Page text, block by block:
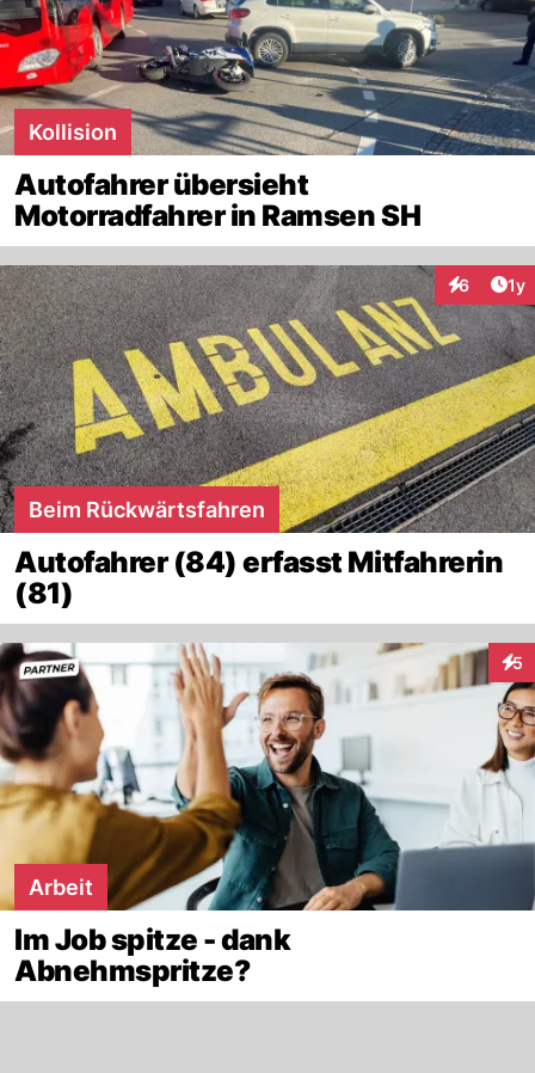
Kollision
Autofahrer übersieht
Motorradfahrer in Ramsen SH
6 1y
Beim Rückwärtsfahren
Autofahrer (84) erfasst Mitfahrerin
(81)
5
Arbeit
Im Job spitze - dank
Abnehmspritze?